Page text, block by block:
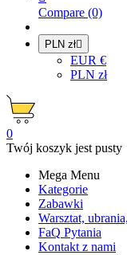
Compare (0)
PLN zł
EUR €
PLN zł
0
Twój koszyk jest pusty
Mega Menu
Kategorie
Zabawki
Warsztat,
FaQ Pytania
Kontakt z nami